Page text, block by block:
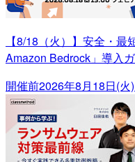
【8/18（火）】安全・
Amazon Bedrock」導入
開催前2026年8月18日(火